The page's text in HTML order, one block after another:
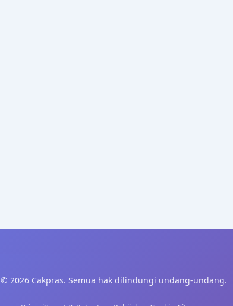
© 2026 Cakpras. Semua hak dilindungi undang-undang.